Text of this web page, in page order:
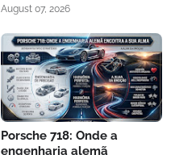
August 07, 2026
Porsche 718: Onde a
engenharia alemã